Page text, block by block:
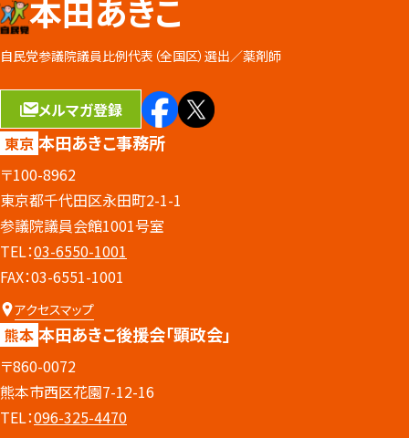
本田あきこ
自民党参議院議員比例代表（全国区）選出／薬剤師
メルマガ登録
東京 本田あきこ事務所
〒100-8962
東京都千代田区永田町2-1-1
参議院議員会館1001号室
TEL：03-6550-1001
FAX：03-6551-1001
アクセスマップ
熊本 本田あきこ後援会「顕政会」
〒860-0072
熊本市西区花園7-12-16
TEL：096-325-4470